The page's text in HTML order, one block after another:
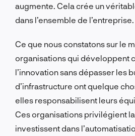
augmente. Cela crée un
dans l’ensemble de l’entreprise.
Ce que nous constatons sur le
organisations qui développent
l’innovation sans dépasser les
d’infrastructure ont quelque
elles responsabilisent leurs
Ces organisations privilégient
investissent dans